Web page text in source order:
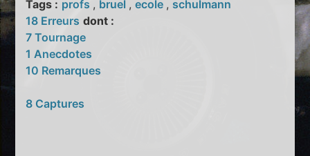
Tags : profs , bruel ,ecole , schulmann
18 Erreurs dont :
7 Tournage
1 Anecdotes
10 Remarques
8 Captures